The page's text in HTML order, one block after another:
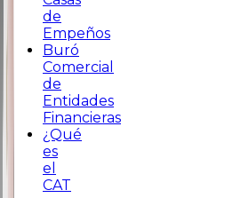
de
Empeños
Buró
Comercial
de
Entidades
Financieras
¿Qué
es
el
CAT